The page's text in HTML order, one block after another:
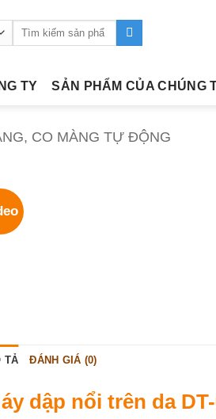
Tìm
TY SẢN PHẨM CỦA CHÚNG
CO MÀNG TỰ ĐỘNG
TẢ ĐÁNH GIÁ (0)
dập nổi trên da